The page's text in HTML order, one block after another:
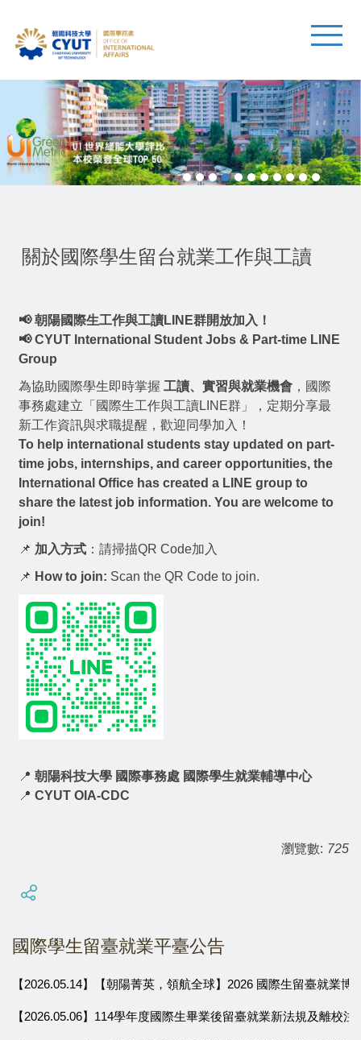
關於國際學生留台就業工作與工讀
📢 朝陽國際生工作與工讀LINE群開放加入！
📢 CYUT International Student Jobs & Part-time LINE
Group
為協助國際學生即時掌握 工讀、實習與就業機會 ，國際
事務處建立「國際生工作與工讀LINE群」，定期分享最
新工作資訊與求職提醒，歡迎同學加入！
To help international students stay updated on part-
time jobs, internships, and career opportunities, the
International Office has created a LINE group to
share the latest job information. You are welcome to
join!
📌 加入方式 ：請掃描QR Code加入
📌 How to join: Scan the QR Code to join.
📍 朝陽科技大學 國際事務處 國際學生就業輔導中心
📍 CYUT OIA-CDC
瀏覽數: 725
國際學生留臺就業平臺公告
【2026.05.14】【朝陽菁英，領航全球】2026 國際生留臺就業博
【2026.05.06】114學年度國際生畢業後留臺就業新法規及離校